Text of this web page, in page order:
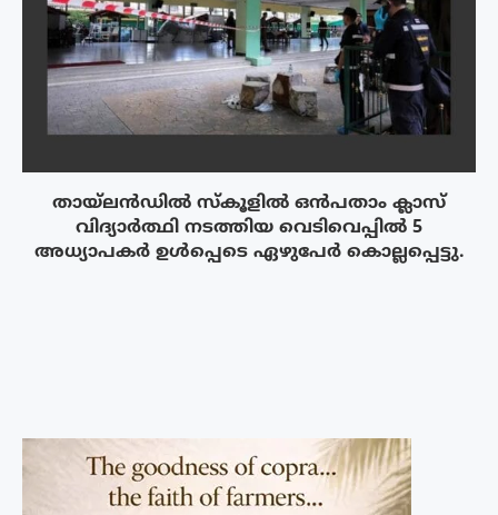
തായ്‌ലൻഡിൽ സ്കൂളിൽ ഒൻപതാം ക്ലാസ്
വിദ്യാർത്ഥി നടത്തിയ വെടിവെപ്പിൽ 5
അധ്യാപകർ ഉൾപ്പെടെ ഏഴുപേർ കൊല്ലപ്പെട്ടു.